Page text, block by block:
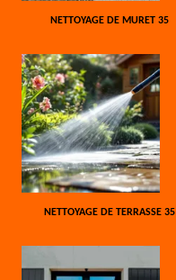
NETTOYAGE DE MURET 35
NETTOYAGE DE TERRASSE 35